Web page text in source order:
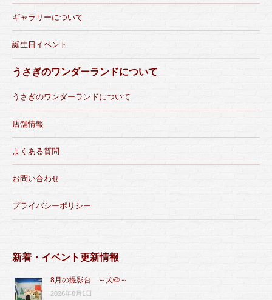
ギャラリーについて
誕生日イベント
うさぎのワンダーランドについて
うさぎのワンダーランドについて
店舗情報
よくある質問
お問い合わせ
プライバシーポリシー
新着・イベント更新情報
8月の撮影台 ～犬🐶～
2026年8月1日